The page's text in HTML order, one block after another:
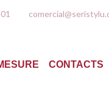
CONTACTS